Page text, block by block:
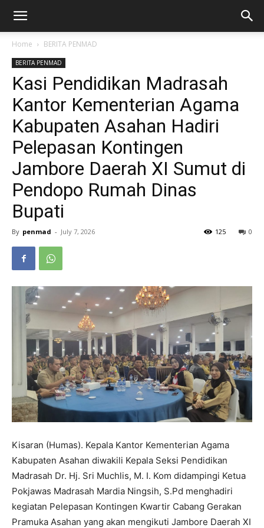
Home BERITA PENMAD
BERITA PENMAD
Kasi Pendidikan Madrasah
Kantor Kementerian Agama
Kabupaten Asahan Hadiri
Pelepasan Kontingen
Jambore Daerah XI Sumut di
Pendopo Rumah Dinas
Bupati
By penmad - July 7, 2026 0
125
Kisaran (Humas). Kepala Kantor Kementerian Agama
Kabupaten Asahan diwakili Kepala Seksi Pendidikan
Madrasah Dr. Hj. Sri Muchlis, M. I. Kom didampingi Ketua
Pokjawas Madrasah Mardia Ningsih, S.Pd menghadiri
kegiatan Pelepasan Kontingen Kwartir Cabang Gerakan
Pramuka Asahan yang akan mengikuti Jambore Daerah XI